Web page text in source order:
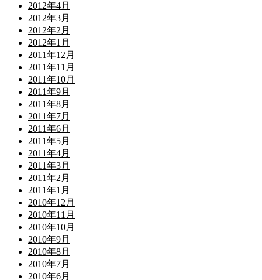
2012年4月
2012年3月
2012年2月
2012年1月
2011年12月
2011年11月
2011年10月
2011年9月
2011年8月
2011年7月
2011年6月
2011年5月
2011年4月
2011年3月
2011年2月
2011年1月
2010年12月
2010年11月
2010年10月
2010年9月
2010年8月
2010年7月
2010年6月